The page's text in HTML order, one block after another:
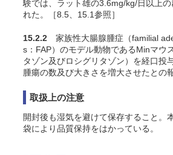
験では、ラット雄の3.6mg/kg/日以上
れた。［8.5、15.1参照］
15.2.2 家族性大腸腺腫症（familial
s：FAP）のモデル動物であるMinマウ
タゾン及びロシグリタゾン）を経口投
腫瘍の数及び大きさを増大させたとの
取扱上の注意
開封後も湿気を避けて保存すること。
袋により品質保持をはかっている。